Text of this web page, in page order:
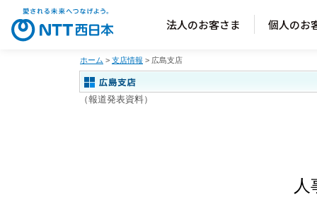
法人のお客さま 個人のお
ホーム > 支店情報 > 広島支店
（報道発表資料）